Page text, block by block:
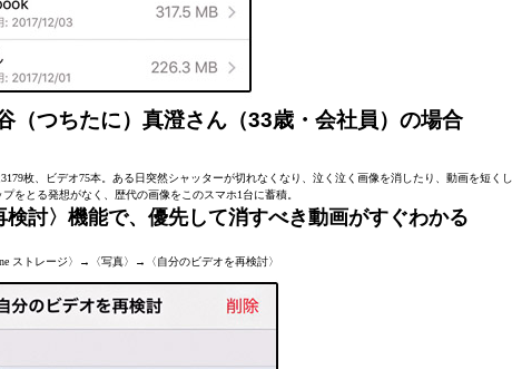
（つちたに）真澄さん（33歳・会社員）の場合
枚、ビデオ75本。ある日突然シャッターが切れなくなり、泣く泣く画像を消したり、動画を短くし
をとる発想がなく、歴代の画像をこのスマホ1台に蓄積。
討〉機能で、優先して消すべき動画がすぐわかる
ストレージ〉→〈写真〉→〈自分のビデオを再検討〉